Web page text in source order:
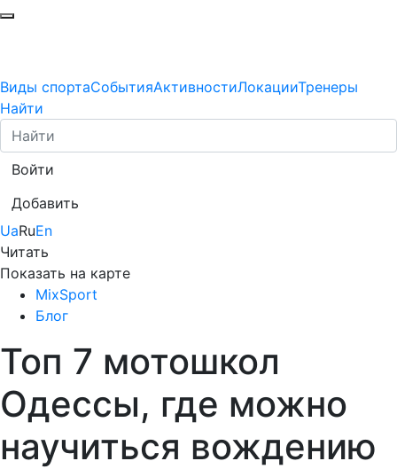
Виды спортаСобытияАктивностиЛокацииТренеры
Найти
Войти
Добавить
UaRuEn
Читать
Показать на карте
MixSport
Блог
Топ 7 мотошкол
Одессы, где можно
научиться вождению